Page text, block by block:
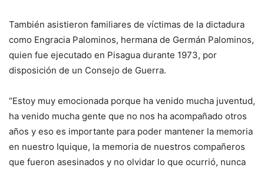
También asistieron familiares de víctimas de la dictadura
como Engracia Palominos, hermana de Germán Palominos,
quien fue ejecutado en Pisagua durante 1973, por
disposición de un Consejo de Guerra.
“Estoy muy emocionada porque ha venido mucha juventud,
ha venido mucha gente que no nos ha acompañado otros
años y eso es importante para poder mantener la memoria
en nuestro Iquique, la memoria de nuestros compañeros
que fueron asesinados y no olvidar lo que ocurrió, nunca